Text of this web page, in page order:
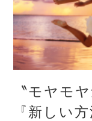
〝モヤモ
『新しい